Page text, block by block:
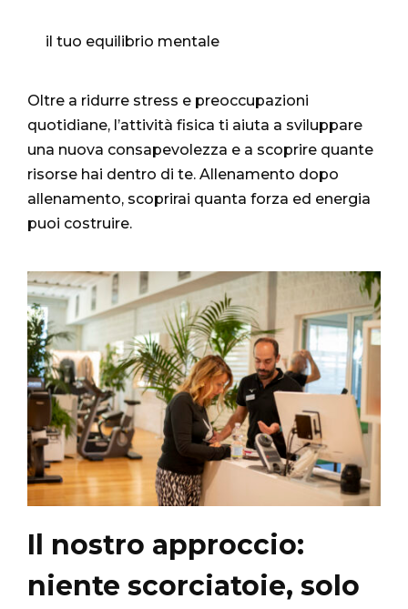
il tuo equilibrio mentale
Oltre a ridurre stress e preoccupazioni
quotidiane, l’attività fisica ti aiuta a sviluppare
una nuova consapevolezza e a scoprire quante
risorse hai dentro di te. Allenamento dopo
allenamento, scoprirai quanta forza ed energia
puoi costruire.
Il nostro approccio:
niente scorciatoie, solo